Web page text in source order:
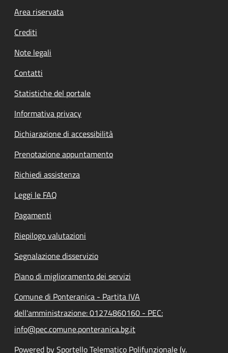
Footer menu
Area riservata
Crediti
Note legali
Contatti
Statistiche del portale
Informativa privacy
Dichiarazione di accessibilità
Prenotazione appuntamento
Richiedi assistenza
Leggi le FAQ
Pagamenti
Riepilogo valutazioni
Segnalazione disservizio
Piano di miglioramento dei servizi
Comune di Ponteranica - Partita IVA
dell'amministrazione: 01274860160 - PEC:
info@pec.comune.ponteranica.bg.it
Powered by Sportello Telematico Polifunzionale (v.